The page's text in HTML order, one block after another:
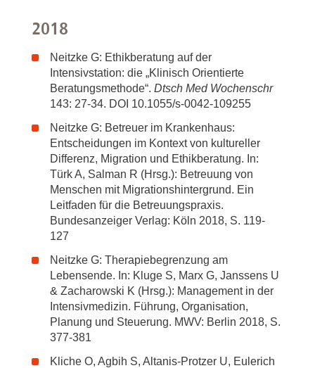
2018
Neitzke G: Ethikberatung auf der
Intensivstation: die „Klinisch Orientierte
Beratungsmethode“. Dtsch Med Wochenschr
143: 27-34. DOI 10.1055/s-0042-109255
Neitzke G: Betreuer im Krankenhaus:
Entscheidungen im Kontext von kultureller
Differenz, Migration und Ethikberatung. In:
Türk A, Salman R (Hrsg.): Betreuung von
Menschen mit Migrationshintergrund. Ein
Leitfaden für die Betreuungspraxis.
Bundesanzeiger Verlag: Köln 2018, S. 119-
127
Neitzke G: Therapiebegrenzung am
Lebensende. In: Kluge S, Marx G, Janssens U
& Zacharowski K (Hrsg.): Management in der
Intensivmedizin. Führung, Organisation,
Planung und Steuerung. MWV: Berlin 2018, S.
377-381
Kliche O, Agbih S, Altanis-Protzer U, Eulerich